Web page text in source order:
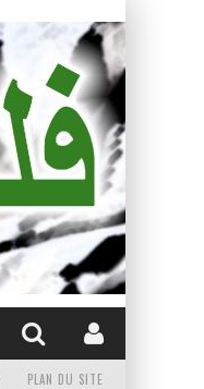
PLAN DU SITE